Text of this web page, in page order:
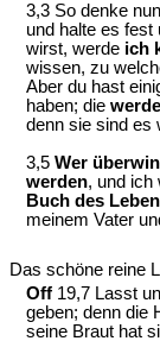
3,3 So denke
und halte es fest
wirst, werde ich
wissen, zu
Aber du hast
haben; die
denn sie sind es
3,5 Wer
werden, und ich
Buch des
meinem Vater
Das schöne reine
Off 19,7 Lasst
geben; denn die
seine Braut hat